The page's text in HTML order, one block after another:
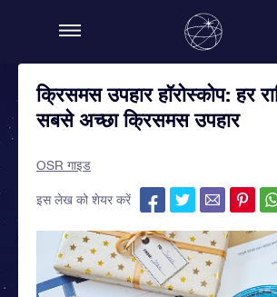
क्रिसमस उपहार हॉरोस्कोप: हर
सबसे अच्छा क्रिसमस उपहार
OSR गाइड
इस लेख को शेयर करें